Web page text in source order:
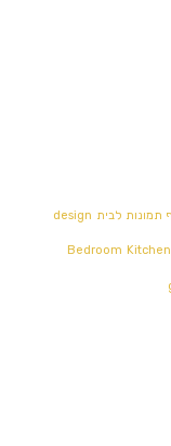
תמונות לבית design
Bedroom Kitchen